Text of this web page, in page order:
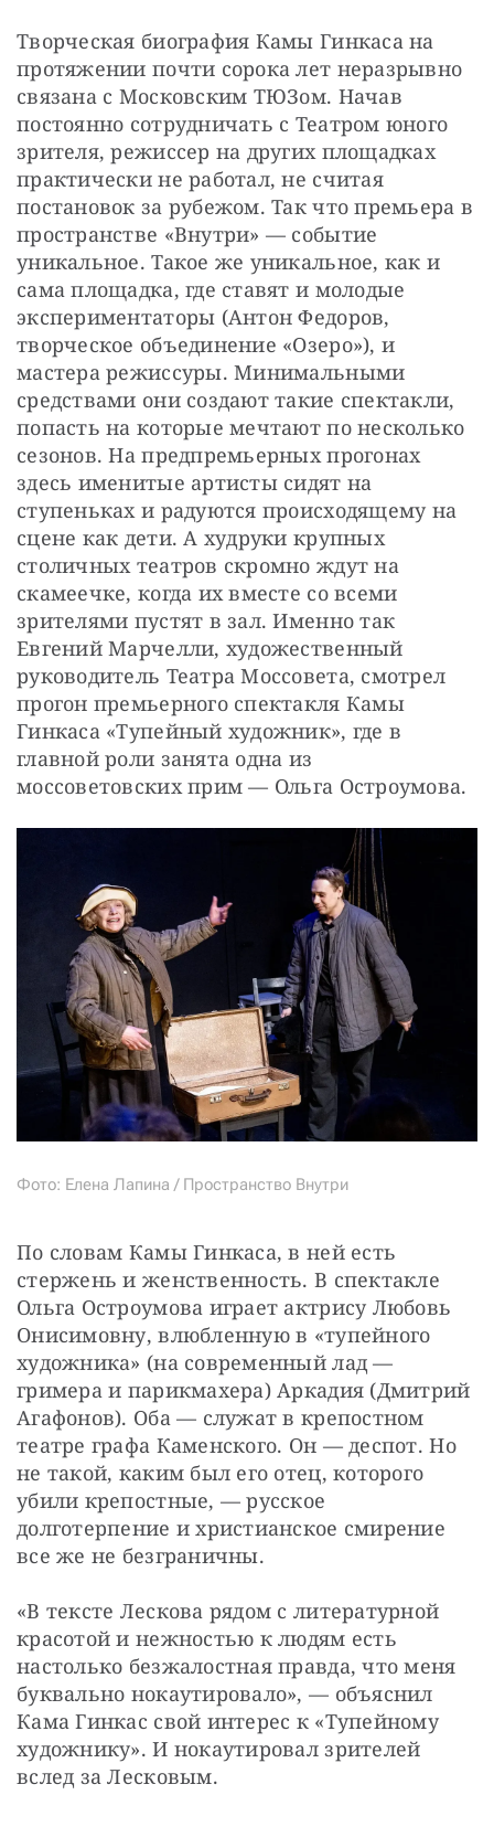
Творческая биография Камы Гинкаса на
протяжении почти сорока лет неразрывно
связана с Московским ТЮЗом. Начав
постоянно сотрудничать с Театром юного
зрителя, режиссер на других площадках
практически не работал, не считая
постановок за рубежом. Так что премьера в
пространстве «Внутри» — событие
уникальное. Такое же уникальное, как и
сама площадка, где ставят и молодые
экспериментаторы (Антон Федоров,
творческое объединение «Озеро»), и
мастера режиссуры. Минимальными
средствами они создают такие спектакли,
попасть на которые мечтают по несколько
сезонов. На предпремьерных прогонах
здесь именитые артисты сидят на
ступеньках и радуются происходящему на
сцене как дети. А худруки крупных
столичных театров скромно ждут на
скамеечке, когда их вместе со всеми
зрителями пустят в зал. Именно так
Евгений Марчелли, художественный
руководитель Театра Моссовета, смотрел
прогон премьерного спектакля Камы
Гинкаса «Тупейный художник», где в
главной роли занята одна из
моссоветовских прим — Ольга Остроумова.
Фото: Елена Лапина / Пространство Внутри
По словам Камы Гинкаса, в ней есть
стержень и женственность. В спектакле
Ольга Остроумова играет актрису Любовь
Онисимовну, влюбленную в «тупейного
художника» (на современный лад —
гримера и парикмахера) Аркадия (Дмитрий
Агафонов). Оба — служат в крепостном
театре графа Каменского. Он — деспот. Но
не такой, каким был его отец, которого
убили крепостные, — русское
долготерпение и христианское смирение
все же не безграничны.
«В тексте Лескова рядом с литературной
красотой и нежностью к людям есть
настолько безжалостная правда, что меня
буквально нокаутировало», — объяснил
Кама Гинкас свой интерес к «Тупейному
художнику». И нокаутировал зрителей
вслед за Лесковым.